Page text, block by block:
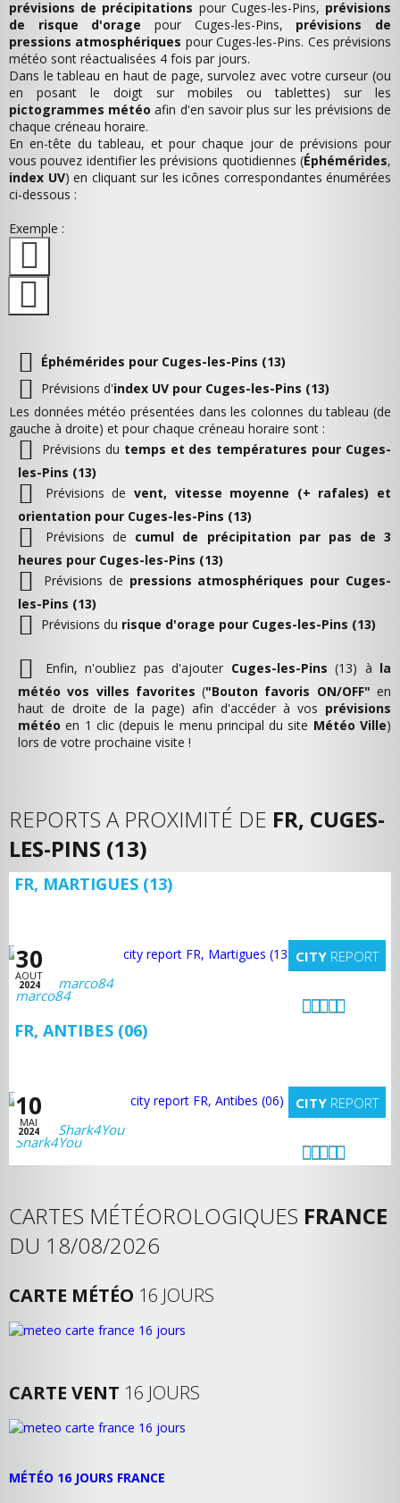
prévisions de précipitations pour Cuges-les-Pins, prévisions
de risque d'orage pour Cuges-les-Pins, prévisions de
pressions atmosphériques pour Cuges-les-Pins. Ces prévisions
météo sont réactualisées 4 fois par jours.
Dans le tableau en haut de page, survolez avec votre curseur (ou
en posant le doigt sur mobiles ou tablettes) sur les
pictogrammes météo afin d'en savoir plus sur les prévisions de
chaque créneau horaire.
En en-tête du tableau, et pour chaque jour de prévisions pour
vous pouvez identifier les prévisions quotidiennes (Éphémérides,
index UV) en cliquant sur les icônes correspondantes énumérées
ci-dessous :
Exemple :
Éphémérides pour Cuges-les-Pins (13)
Prévisions d'index UV pour Cuges-les-Pins (13)
Les données météo présentées dans les colonnes du tableau (de
gauche à droite) et pour chaque créneau horaire sont :
Prévisions du temps et des températures pour Cuges-
les-Pins (13)
Prévisions de vent, vitesse moyenne (+ rafales) et
orientation pour Cuges-les-Pins (13)
Prévisions de cumul de précipitation par pas de 3
heures pour Cuges-les-Pins (13)
Prévisions de pressions atmosphériques pour Cuges-
les-Pins (13)
Prévisions du risque d'orage pour Cuges-les-Pins (13)
Enfin, n'oubliez pas d'ajouter Cuges-les-Pins (13) à la
météo vos villes favorites ("Bouton favoris ON/OFF" en
haut de droite de la page) afin d'accéder à vos prévisions
météo en 1 clic (depuis le menu principal du site Météo Ville)
lors de votre prochaine visite !
REPORTS A PROXIMITÉ DE FR, CUGES-
LES-PINS (13)
FR, MARTIGUES (13)
30
AOUT
2024
CITY REPORT
marco84
FR, ANTIBES (06)
10
MAI
2024
CITY REPORT
Shark4You
CARTES MÉTÉOROLOGIQUES FRANCE
DU 18/08/2026
CARTE MÉTÉO 16 JOURS
CARTE VENT 16 JOURS
MÉTÉO 16 JOURS FRANCE